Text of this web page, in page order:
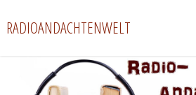
Inhalt
RADIOANDACHTENWELT